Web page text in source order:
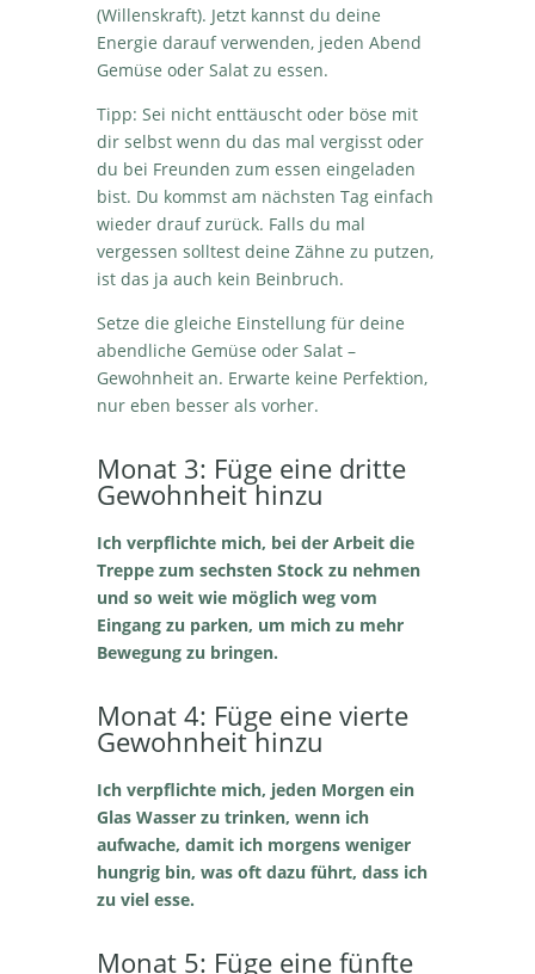
(Willenskraft). Jetzt kannst du deine
Energie darauf verwenden, jeden Abend
Gemüse oder Salat zu essen.
Tipp: Sei nicht enttäuscht oder böse mit
dir selbst wenn du das mal vergisst oder
du bei Freunden zum essen eingeladen
bist. Du kommst am nächsten Tag einfach
wieder drauf zurück. Falls du mal
vergessen solltest deine Zähne zu putzen,
ist das ja auch kein Beinbruch.
Setze die gleiche Einstellung für deine
abendliche Gemüse oder Salat –
Gewohnheit an. Erwarte keine Perfektion,
nur eben besser als vorher.
Monat 3: Füge eine dritte
Gewohnheit hinzu
Ich verpflichte mich, bei der Arbeit die
Treppe zum sechsten Stock zu nehmen
und so weit wie möglich weg vom
Eingang zu parken, um mich zu mehr
Bewegung zu bringen.
Monat 4: Füge eine vierte
Gewohnheit hinzu
Ich verpflichte mich, jeden Morgen ein
Glas Wasser zu trinken, wenn ich
aufwache, damit ich morgens weniger
hungrig bin, was oft dazu führt, dass ich
zu viel esse.
Monat 5: Füge eine fünfte